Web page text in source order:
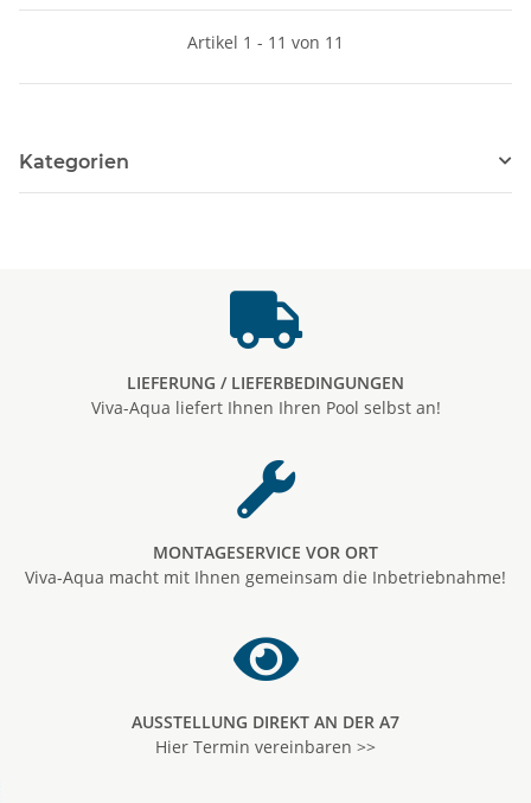
Artikel 1 - 11 von 11
Kategorien
LIEFERUNG / LIEFERBEDINGUNGEN
Viva-Aqua liefert Ihnen Ihren Pool selbst an!
MONTAGESERVICE VOR ORT
Viva-Aqua macht mit Ihnen gemeinsam die Inbetriebnahme!
AUSSTELLUNG DIREKT AN DER A7
Hier Termin vereinbaren >>